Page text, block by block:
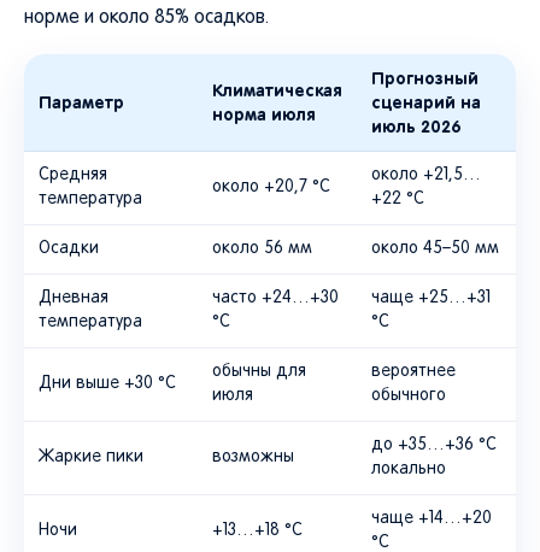
норме и около 85% осадков.
Параметр
Климатическая
норма июля
Прогнозный
сценарий на
июль 2026
Средняя
температура
около +20,7 °C
около +21,5…
+22 °C
Осадки около 56 мм около 45–50 мм
Дневная
температура
часто +24…+30
°C
чаще +25…+31
°C
Дни выше +30 °C
обычны для
июля
вероятнее
обычного
Жаркие пики возможны
до +35…+36 °C
локально
Ночи +13…+18 °C
чаще +14…+20
°C